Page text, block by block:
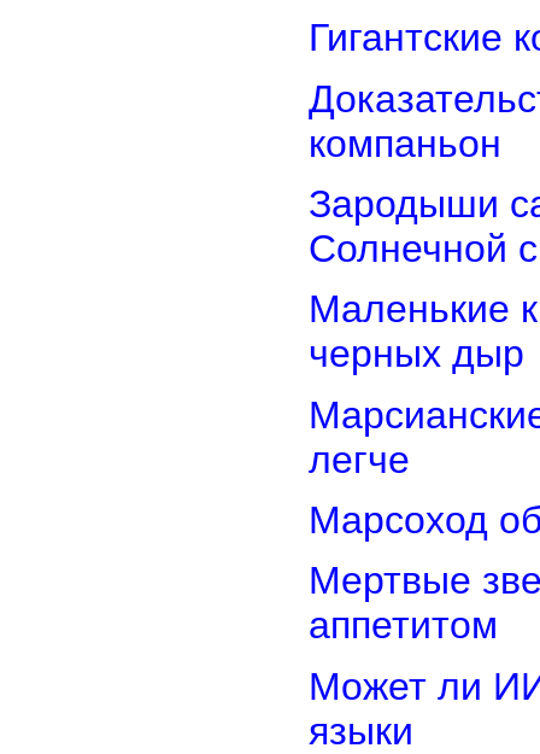
Гигантские
компаньон
Зародыши
Солнечной
Маленькие
черных дыр
легче
Марсоход
Мертвые
аппетитом
Может ли
языки